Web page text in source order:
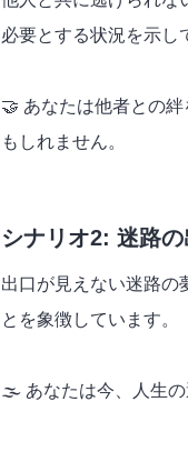
必要とする状況を示し
🤝 あなたは他者との
もしれません。
シナリオ2: 迷路
出口が見えない迷路の
とを象徴しています。
🌫️ あなたは今、人生の